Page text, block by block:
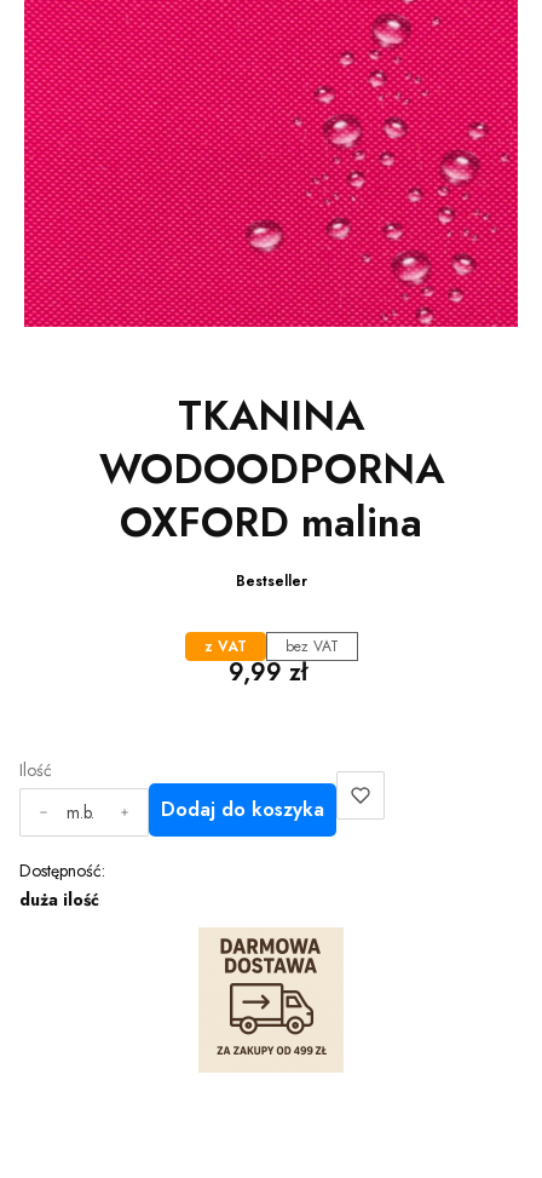
TKANINA
WODOODPORNA
OXFORD malina
Bestseller
z VAT bez VAT
Cena
9,99 zł
Ilość
m.b.
Dodaj do koszyka
Dostępność:
duża ilość